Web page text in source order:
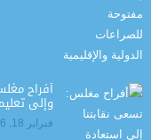
أفراح
وإلى
فبراير 18, 2026